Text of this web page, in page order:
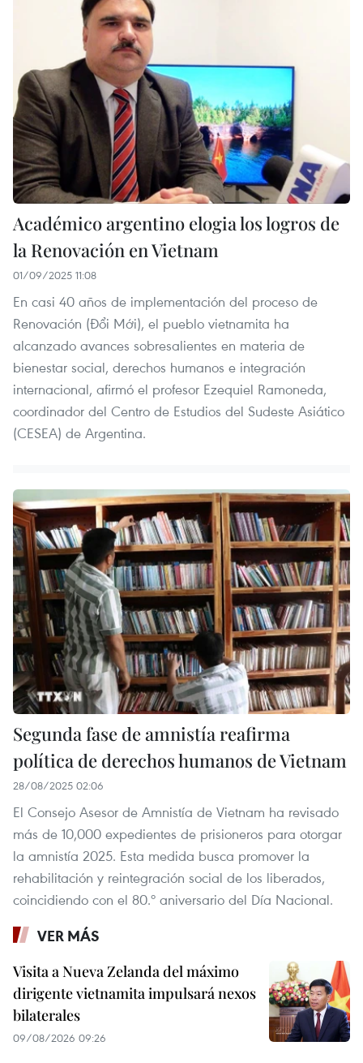
Académico argentino elogia los logros de
la Renovación en Vietnam
01/09/2025 11:08
En casi 40 años de implementación del proceso de
Renovación (Đổi Mới), el pueblo vietnamita ha
alcanzado avances sobresalientes en materia de
bienestar social, derechos humanos e integración
internacional, afirmó el profesor Ezequiel Ramoneda,
coordinador del Centro de Estudios del Sudeste Asiático
(CESEA) de Argentina.
Segunda fase de amnistía reafirma
política de derechos humanos de Vietnam
28/08/2025 02:06
El Consejo Asesor de Amnistía de Vietnam ha revisado
más de 10,000 expedientes de prisioneros para otorgar
la amnistía 2025. Esta medida busca promover la
rehabilitación y reintegración social de los liberados,
coincidiendo con el 80.º aniversario del Día Nacional.
VER MÁS
Visita a Nueva Zelanda del máximo
dirigente vietnamita impulsará nexos
bilaterales
09/08/2026 09:26